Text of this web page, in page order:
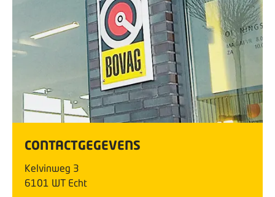
CONTACTGEGEVENS
Kelvinweg 3
6101 WT Echt